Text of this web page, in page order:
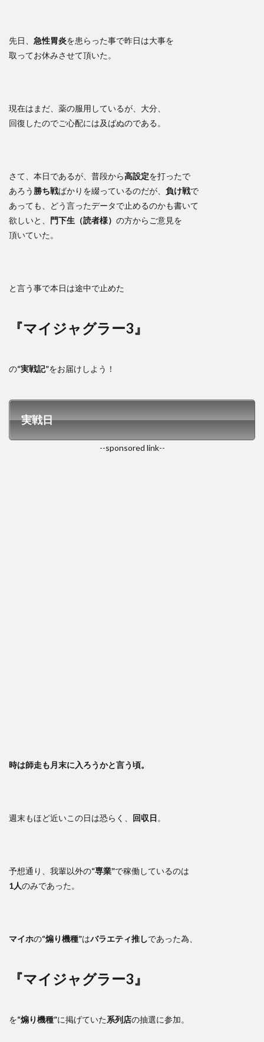
先日、 急性胃炎を患らった事で昨日は大事を
取ってお休みさせて頂いた。
現在はまだ、薬の服用しているが、大分、
回復したのでご心配には及ばぬのである。
さて、本日であるが、普段から高設定を打ったで
あろう 勝ち戦ばかりを綴っているのだが、 負け戦で
あっても、どう言ったデータで止めるのかも書いて
欲しいと、 門下生（読者様） の方からご意見を
頂いていた。
と言う事で本日は途中で止めた
『マイジャグラー3』
の“実戦記”をお届けしよう！
実戦日
--sponsored link--
時は師走も月末に入ろうかと言う頃。
週末もほど近いこの日は恐らく、 回収日 。
予想通り、我輩以外の“専業”で稼働しているのは
1人のみであった。
マイホの“煽り機種”はバラエティ推しであった為、
『マイジャグラー3』
を“煽り機種”に掲げていた系列店の抽選に参加。